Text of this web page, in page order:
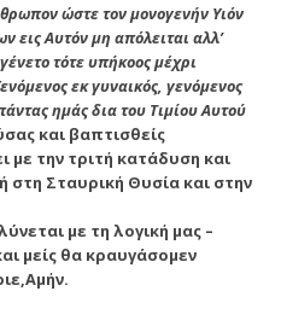
ώστε τον μονογενήν Υιόν
εις Αυτόν μη απόλειται αλλ’
τότε υπήκοος μέχρι
εκ γυναικός, γενόμενος
ημάς δια του Τιμίου Αυτού
και βαπτισθείς
με την τριτή κατάδυση και
Σταυρική Θυσία και στην
με τη λογική μας –
μείς θα κραυγάσομεν